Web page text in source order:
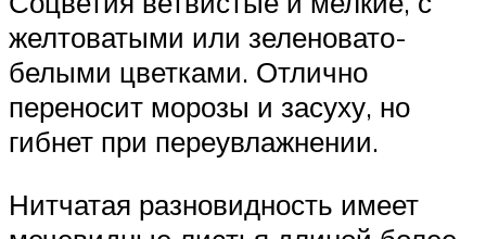
желтоватыми или зеленовато-
белыми цветками. Отлично
переносит морозы и засуху, но
гибнет при переувлажнении.
Нитчатая разновидность имеет